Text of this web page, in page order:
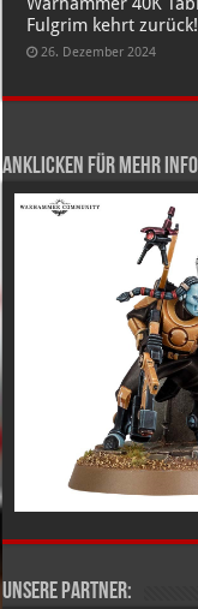
Fulgrim kehrt zurück!
26. Dezember 2024
Anklicken für mehr
Unsere Partner: